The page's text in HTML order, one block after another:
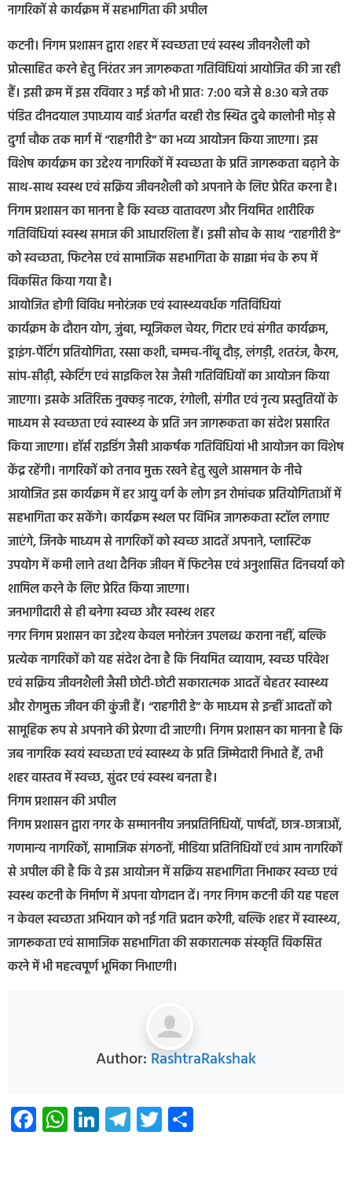
नागरिकों से कार्यक्रम में सहभागिता की अपील
कटनी। निगम प्रशासन द्वारा शहर में स्वच्छता एवं स्वस्थ जीवनशैली को
प्रोत्साहित करने हेतु निरंतर जन जागरूकता गतिविधियां आयोजित की जा रही
हैं। इसी क्रम में इस रविवार 3 मई को भी प्रातः 7:00 बजे से 8:30 बजे तक
पंडित दीनदयाल उपाध्याय वार्ड अंतर्गत बरही रोड स्थित दुबे कालोनी मोड़ से
दुर्गा चौक तक मार्ग में “राहगीरी डे” का भव्य आयोजन किया जाएगा। इस
विशेष कार्यक्रम का उद्देश्य नागरिकों में स्वच्छता के प्रति जागरूकता बढ़ाने के
साथ-साथ स्वस्थ एवं सक्रिय जीवनशैली को अपनाने के लिए प्रेरित करना है।
निगम प्रशासन का मानना है कि स्वच्छ वातावरण और नियमित शारीरिक
गतिविधियां स्वस्थ समाज की आधारशिला हैं। इसी सोच के साथ “राहगीरी डे”
को स्वच्छता, फिटनेस एवं सामाजिक सहभागिता के साझा मंच के रूप में
विकसित किया गया है।
आयोजित होगी विविध मनोरंजक एवं स्वास्थ्यवर्धक गतिविधियां
कार्यक्रम के दौरान योग, जुंबा, म्यूजिकल चेयर, गिटार एवं संगीत कार्यक्रम,
ड्राइंग-पेंटिंग प्रतियोगिता, रस्सा कशी, चम्मच-नींबू दौड़, लंगड़ी, शतरंज, कैरम,
सांप-सीढ़ी, स्केटिंग एवं साइकिल रेस जैसी गतिविधियों का आयोजन किया
जाएगा। इसके अतिरिक्त नुक्कड़ नाटक, रंगोली, संगीत एवं नृत्य प्रस्तुतियों के
माध्यम से स्वच्छता एवं स्वास्थ्य के प्रति जन जागरूकता का संदेश प्रसारित
किया जाएगा। हॉर्स राइडिंग जैसी आकर्षक गतिविधियां भी आयोजन का विशेष
केंद्र रहेंगी। नागरिकों को तनाव मुक्त रखने हेतु खुले आसमान के नीचे
आयोजित इस कार्यक्रम में हर आयु वर्ग के लोग इन रोमांचक प्रतियोगिताओं में
सहभागिता कर सकेंगे। कार्यक्रम स्थल पर विभिन्न जागरूकता स्टॉल लगाए
जाएंगे, जिनके माध्यम से नागरिकों को स्वच्छ आदतें अपनाने, प्लास्टिक
उपयोग में कमी लाने तथा दैनिक जीवन में फिटनेस एवं अनुशासित दिनचर्या को
शामिल करने के लिए प्रेरित किया जाएगा।
जनभागीदारी से ही बनेगा स्वच्छ और स्वस्थ शहर
नगर निगम प्रशासन का उद्देश्य केवल मनोरंजन उपलब्ध कराना नहीं, बल्कि
प्रत्येक नागरिकों को यह संदेश देना है कि नियमित व्यायाम, स्वच्छ परिवेश
एवं सक्रिय जीवनशैली जैसी छोटी-छोटी सकारात्मक आदतें बेहतर स्वास्थ्य
और रोगमुक्त जीवन की कुंजी हैं। “राहगीरी डे” के माध्यम से इन्हीं आदतों को
सामूहिक रूप से अपनाने की प्रेरणा दी जाएगी। निगम प्रशासन का मानना है कि
जब नागरिक स्वयं स्वच्छता एवं स्वास्थ्य के प्रति जिम्मेदारी निभाते हैं, तभी
शहर वास्तव में स्वच्छ, सुंदर एवं स्वस्थ बनता है।
निगम प्रशासन की अपील
निगम प्रशासन द्वारा नगर के सम्माननीय जनप्रतिनिधियों, पार्षदों, छात्र-छात्राओं,
गणमान्य नागरिकों, सामाजिक संगठनों, मीडिया प्रतिनिधियों एवं आम नागरिकों
से अपील की है कि वे इस आयोजन में सक्रिय सहभागिता निभाकर स्वच्छ एवं
स्वस्थ कटनी के निर्माण में अपना योगदान दें। नगर निगम कटनी की यह पहल
न केवल स्वच्छता अभियान को नई गति प्रदान करेगी, बल्कि शहर में स्वास्थ्य,
जागरूकता एवं सामाजिक सहभागिता की सकारात्मक संस्कृति विकसित
करने में भी महत्वपूर्ण भूमिका निभाएगी।
Author: RashtraRakshak
Facebook
WhatsApp
LinkedIn
Telegram
Twitter